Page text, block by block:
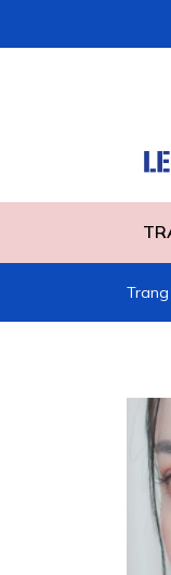
Trang